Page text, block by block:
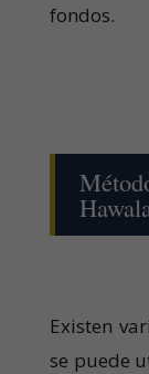
fondos.
Existen
se puede